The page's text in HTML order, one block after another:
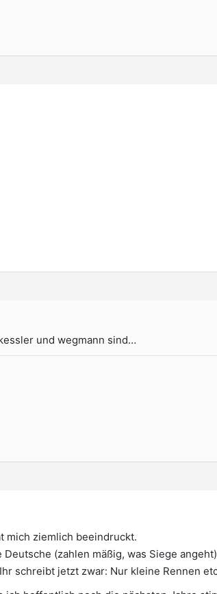
und wegmann sind…
mich ziemlich beeindruckt.
(zahlen mäßig, was Siege
schreibt jetzt zwar: Nur kleine Rennen